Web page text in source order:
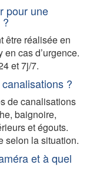
pour une
être réalisée en
cas d’urgence.
et 7j/7.
?
de canalisations
baignoire,
et égouts.
selon la situation.
et à quel